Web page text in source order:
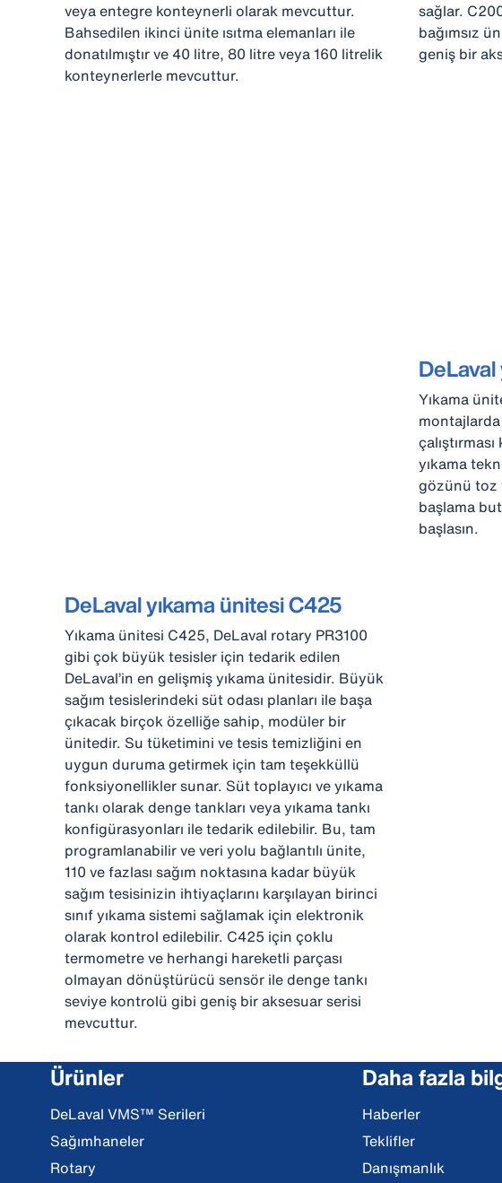
veya entegre konteynerli olarak mevcuttur.
Bahsedilen ikinci ünite ısıtma elemanları ile
donatılmıştır ve 40 litre, 80 litre veya 160 litrelik
konteynerlerle mevcuttur.
sağlar.
bağımsız
geniş bir
DeLaval yıkama ünitesi C425
Yıkama ünitesi C425, DeLaval rotary PR3100
gibi çok büyük tesisler için tedarik edilen
DeLaval’in en gelişmiş yıkama ünitesidir. Büyük
sağım tesislerindeki süt odası planları ile başa
çıkacak birçok özelliğe sahip, modüler bir
ünitedir. Su tüketimini ve tesis temizliğini en
uygun duruma getirmek için tam teşekküllü
fonksiyonellikler sunar. Süt toplayıcı ve yıkama
tankı olarak denge tankları veya yıkama tankı
konfigürasyonları ile tedarik edilebilir. Bu, tam
programlanabilir ve veri yolu bağlantılı ünite,
110 ve fazlası sağım noktasına kadar büyük
sağım tesisinizin ihtiyaçlarını karşılayan birinci
sınıf yıkama sistemi sağlamak için elektronik
olarak kontrol edilebilir. C425 için çoklu
termometre ve herhangi hareketli parçası
olmayan dönüştürücü sensör ile denge tankı
seviye kontrolü gibi geniş bir aksesuar serisi
mevcuttur.
Yıkama
montajlarda
yıkama
gözünü toz
başlama
başlasın.
Ürünler
DeLaval VMS™ Serileri
Sağımhaneler
Rotary
Daha fazla
Haberler
Teklifler
Danışmanlık